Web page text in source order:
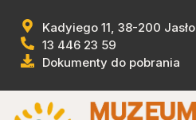
Kadyiego 11, 38-200 Jasło
13 446 23 59
Dokumenty do pobrania